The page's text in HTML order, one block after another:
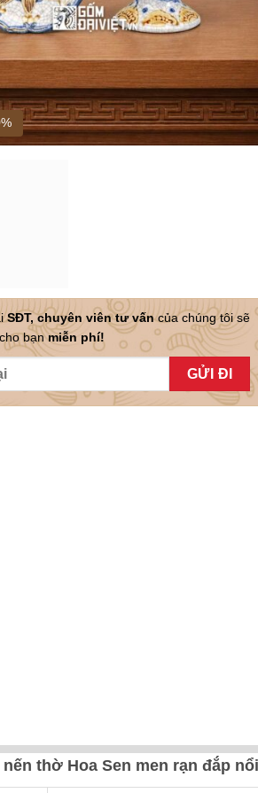
SĐT, chuyên viên tư vấncủa chúng tôi sẽ
bạnmiễn phí!
thờ Hoa Sen men rạn đắp